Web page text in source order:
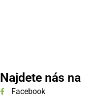
Najdete nás na
Facebook